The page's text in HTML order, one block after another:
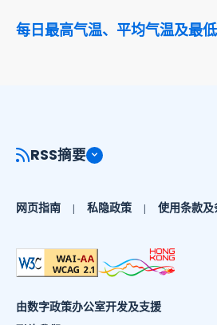
每日最高气温、平均气温及最
RSS摘要
网页指南 私隐政策 使用条款及
由数字政策办公室开发及支援